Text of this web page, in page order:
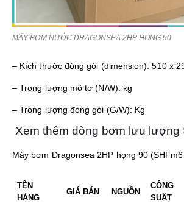
MÁY BƠM NƯỚC DRAGONSEA 2HP HỌNG 90
– Kích thước đóng gói (dimension): 510 x
– Trong lượng mô tơ (N/W): kg
– Trong lượng đóng gói (G/W): Kg
Xem thêm dòng bơm lưu lượng
Máy bơm Dragonsea 2HP họng 90
TÊN
HÀNG
GIÁ BÁN NGUỒN
CÔNG
SUẤT